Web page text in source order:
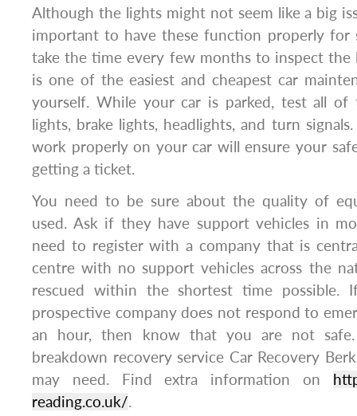
Although the lights might not seem like a big
important to have these function properly for
take the time every few months to inspect the
is one of the easiest and cheapest car
yourself. While your car is parked, test all of
lights, brake lights, headlights, and turn
work properly on your car will ensure your
getting a ticket.
You need to be sure about the quality of
used. Ask if they have support vehicles in
need to register with a company that is
centre with no support vehicles across the
rescued within the shortest time
prospective company does not respond to
an hour, then know that you are not
breakdown recovery service Car Recovery
may need. Find extra information on
reading.co.uk/.